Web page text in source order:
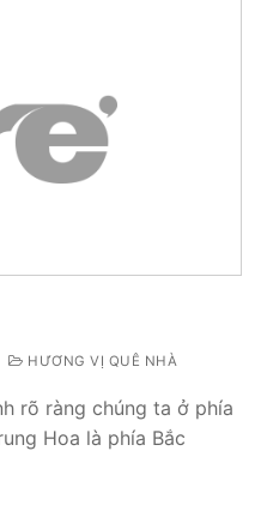
HƯƠNG VỊ QUÊ NHÀ
rõ ràng chúng ta ở phía
Hoa là phía Bắc